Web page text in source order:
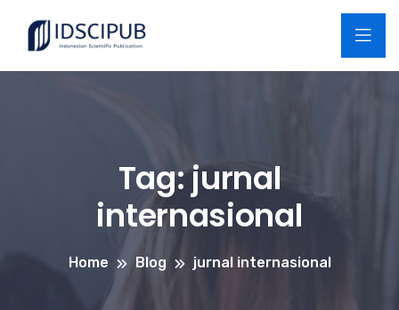
Tag:jurnal
internasional
Home Blog jurnal internasional